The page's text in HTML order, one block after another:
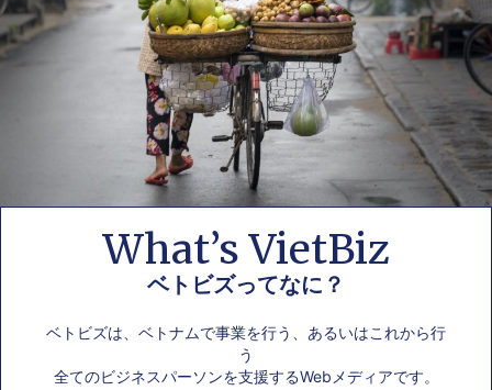
What’s VietBiz
ベトビズってなに？
ベトビズは、ベトナムで事業を行う、あるいはこれから行
う
全てのビジネスパーソンを支援するWebメディアです。